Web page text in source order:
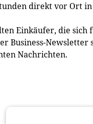
direkt vor Ort
Einkäufer, die sich
Business-Newsletter
Nachrichten.